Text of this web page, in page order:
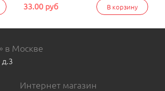
В корзину
33.00 руб
в Москве
Интернет магазин